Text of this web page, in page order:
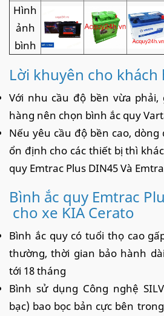
Hình
ảnh
bình
Lời khuyên cho khách
Với nhu cầu độ bền vừa
hàng nên chọn bình ắc quy
Nếu yêu cầu độ bền cao,
ổn định cho các thiết bị thì
quy Emtrac Plus DIN45 Và
Bình ắc quy Emtrac
cho xe KIA Cerato
Bình ắc quy có tuổi thọ cao
thường, thời gian bảo hành
tới 18 tháng
Bình sử dụng Công nghệ
bạc) bao bọc bản cực bên